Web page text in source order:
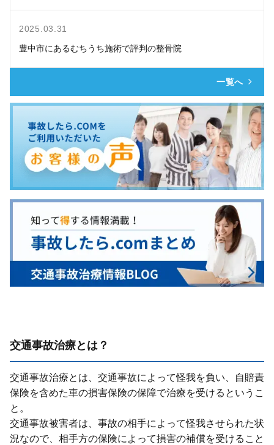
2025.03.31
豊中市にあるむちうち施術で評判の整骨院
一覧へ
交通事故治療とは？
交通事故治療とは、交通事故によって怪我を負い、⾃賠責
保険を含めた⾞の損害保険の保障で治療を受けるというこ
と。
交通事故被害者は、事故の相⼿によって怪我させられた状
況なので、相⼿⽅の保険によって損害の補償を受けること